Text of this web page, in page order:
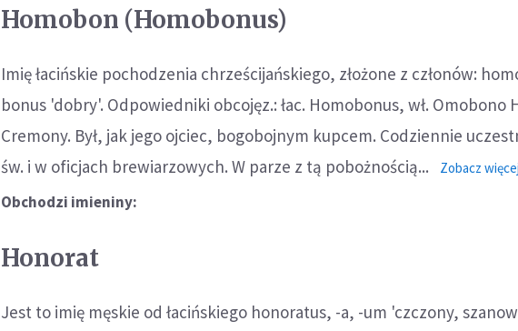
Homobon (Homobonus)
Imię łacińskie pochodzenia chrześcijańskiego, złożone z członów:
bonus 'dobry'. Odpowiedniki obcojęz.: łac. Homobonus, wł. Omobono
Cremony. Był, jak jego ojciec, bogobojnym kupcem. Codziennie
św. i w oficjach brewiarzowych. W parze z tą pobożnością...
Zobacz więcej
Obchodzi imieniny:
Honorat
Jest to imię męskie od łacińskiego honoratus, -a, -um 'czczony,